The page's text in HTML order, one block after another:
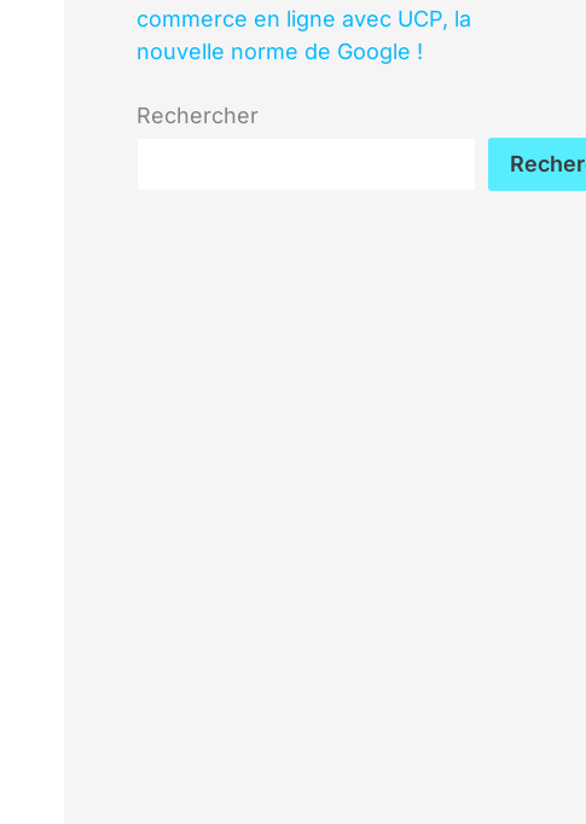
commerce en ligne avec UCP, la
nouvelle norme de Google !
Rechercher